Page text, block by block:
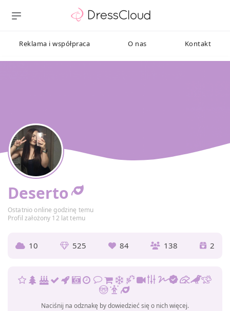
Reklama i współpraca O nas Kontakt
Deserto
Ostatnio online godzinę temu
Profil założony 12 lat temu
10 525 84 138 2
Naciśnij na odznakę by dowiedzieć się o nich więcej.